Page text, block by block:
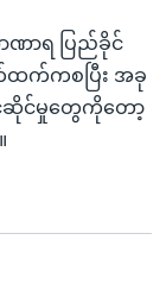
ဏာရ ပြည်ခိုင်
ထက်ကစပြီး အခု
င်ဆိုင်မှုတွေကိုတော့